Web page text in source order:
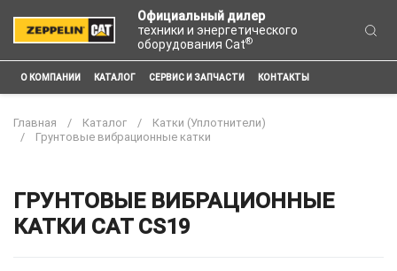
Официальный дилер
техники и энергетического
оборудования Cat®
О КОМПАНИИ КАТАЛОГ СЕРВИС И ЗАПЧАСТИ КОНТАКТЫ
Главная Каталог
Катки (Уплотнители)
Грунтовые вибрационные катки
ГРУНТОВЫЕ ВИБРАЦИОННЫЕ
КАТКИ CAT CS19